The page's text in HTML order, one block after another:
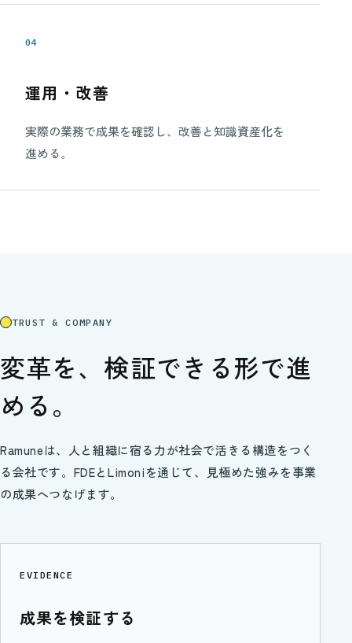
04
運用・改善
実際の業務で成果を確認し、改善と知識資産化を
進める。
TRUST & COMPANY
変革を、検証できる形で進
める。
Ramuneは、人と組織に宿る力が社会で活きる構造をつく
る会社です。FDEとLimoniを通じて、見極めた強みを事業
の成果へつなげます。
EVIDENCE
成果を検証する